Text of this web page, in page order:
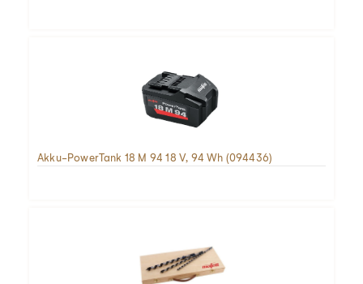
Akku-PowerTank 18 M 94 18 V, 94 Wh (094436)